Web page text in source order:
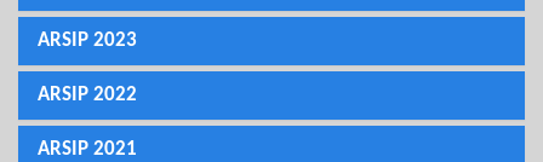
ARSIP 2023
ARSIP 2022
ARSIP 2021